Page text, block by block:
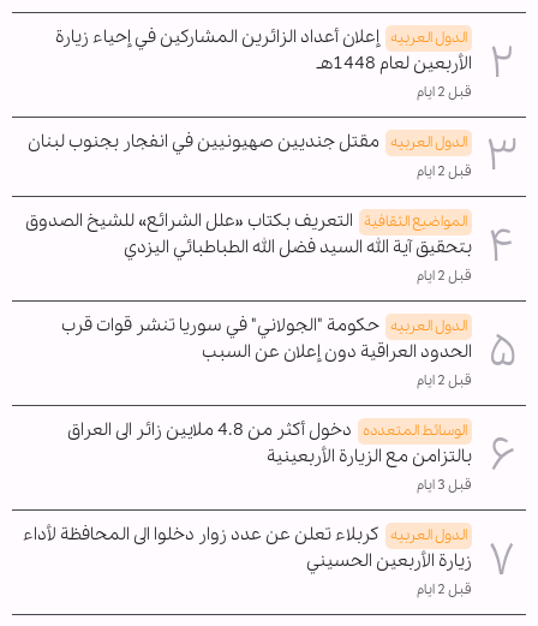
الدول العربیه إعلان أعداد الزائرين المشاركين في إحياء زيارة
الأربعين لعام 1448هـ
قبل 2 ايام
الدول العربیه مقتل جنديين صهيونيين في انفجار بجنوب لبنان
قبل 2 ايام
المواضیع الثقافية التعريف بكتاب «علل الشرائع» للشيخ الصدوق
بتحقيق آية الله السيد فضل الله الطباطبائي اليزدي
قبل 2 ايام
الدول العربیه حكومة "الجولاني" في سوريا تنشر قوات قرب
الحدود العراقية دون إعلان عن السبب
قبل 2 ايام
الوسائط المتعدده
دخول أكثر من 4.8 ملايين زائر الى العراق
بالتزامن مع الزيارة الأربعينية
قبل 3 ايام
الدول العربیه كربلاء تعلن عن عدد زوار دخلوا الى المحافظة لأداء
زيارة الأربعين الحسيني
قبل 2 ايام